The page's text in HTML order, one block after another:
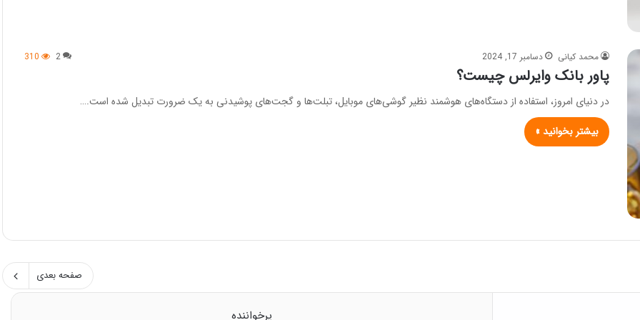
محمد کیانی دسامبر 17, 2024 2
310
پاور بانک وایرلس چیست؟
در دنیای امروز، استفاده از دستگاه‌های هوشمند نظیر گوشی‌های موبایل، تبلت‌ها و گجت‌های پوشیدنی به یک ضرورت تبدیل شده است.…
بیشتر بخوانید »
صفحه بعدی
پرخواننده